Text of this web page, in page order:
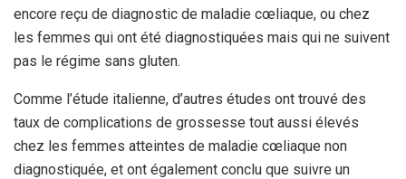
encore reçu de diagnostic de maladie cœliaque, ou chez
les femmes qui ont été diagnostiquées mais qui ne suivent
pas le régime sans gluten.
Comme l’étude italienne, d’autres études ont trouvé des
taux de complications de grossesse tout aussi élevés
chez les femmes atteintes de maladie cœliaque non
diagnostiquée, et ont également conclu que suivre un